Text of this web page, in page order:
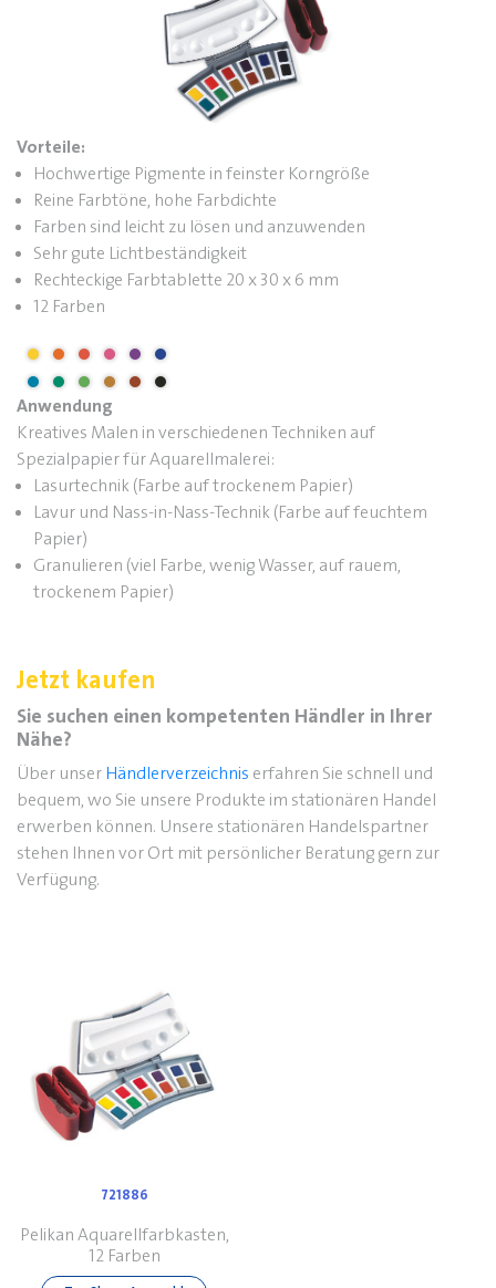
Vorteile:
Hochwertige Pigmente in feinster Korngröße
Reine Farbtöne, hohe Farbdichte
Farben sind leicht zu lösen und anzuwenden
Sehr gute Lichtbeständigkeit
Rechteckige Farbtablette 20 x 30 x 6 mm
12 Farben
Anwendung
Kreatives Malen in verschiedenen Techniken auf
Spezialpapier für Aquarellmalerei:
Lasurtechnik (Farbe auf trockenem Papier)
Lavur und Nass-in-Nass-Technik (Farbe auf feuchtem
Papier)
Granulieren (viel Farbe, wenig Wasser, auf rauem,
trockenem Papier)
Jetzt kaufen
Sie suchen einen kompetenten Händler in Ihrer
Nähe?
Über unser Händlerverzeichnis erfahren Sie schnell und
bequem, wo Sie unsere Produkte im stationären Handel
erwerben können. Unsere stationären Handelspartner
stehen Ihnen vor Ort mit persönlicher Beratung gern zur
Verfügung.
721886
Pelikan Aquarellfarbkasten,
12 Farben